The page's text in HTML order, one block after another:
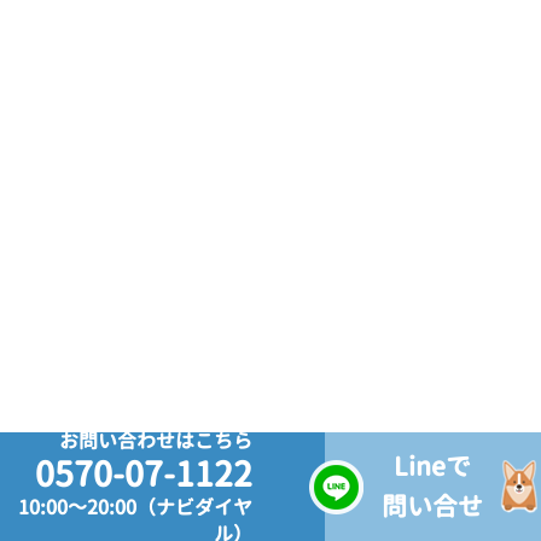
お問い合わせはこちら
0570-07-1122
10:00～20:00（ナビダイヤ
ル）
Lineで
問い合せ